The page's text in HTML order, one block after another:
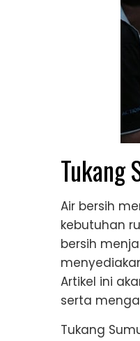
Tukang
Air bersih
kebutuhan
bersih
Artikel ini
serta
Tukang